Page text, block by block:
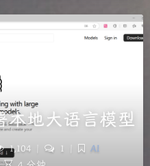
地大语言模型
1,104 1
AI